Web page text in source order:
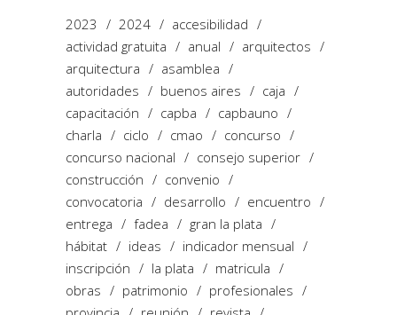
2023 2024
accesibilidad
actividad gratuita
anual
arquitectos
arquitectura
asamblea
autoridades
buenos aires
caja
capacitación
capba
capbauno
charla
ciclo cmao
concurso
concurso nacional
consejo superior
construcción
convenio
convocatoria
desarrollo
encuentro
entrega
fadea
gran la plata
hábitat
ideas
indicador mensual
inscripción
la plata
matricula
obras
patrimonio
profesionales